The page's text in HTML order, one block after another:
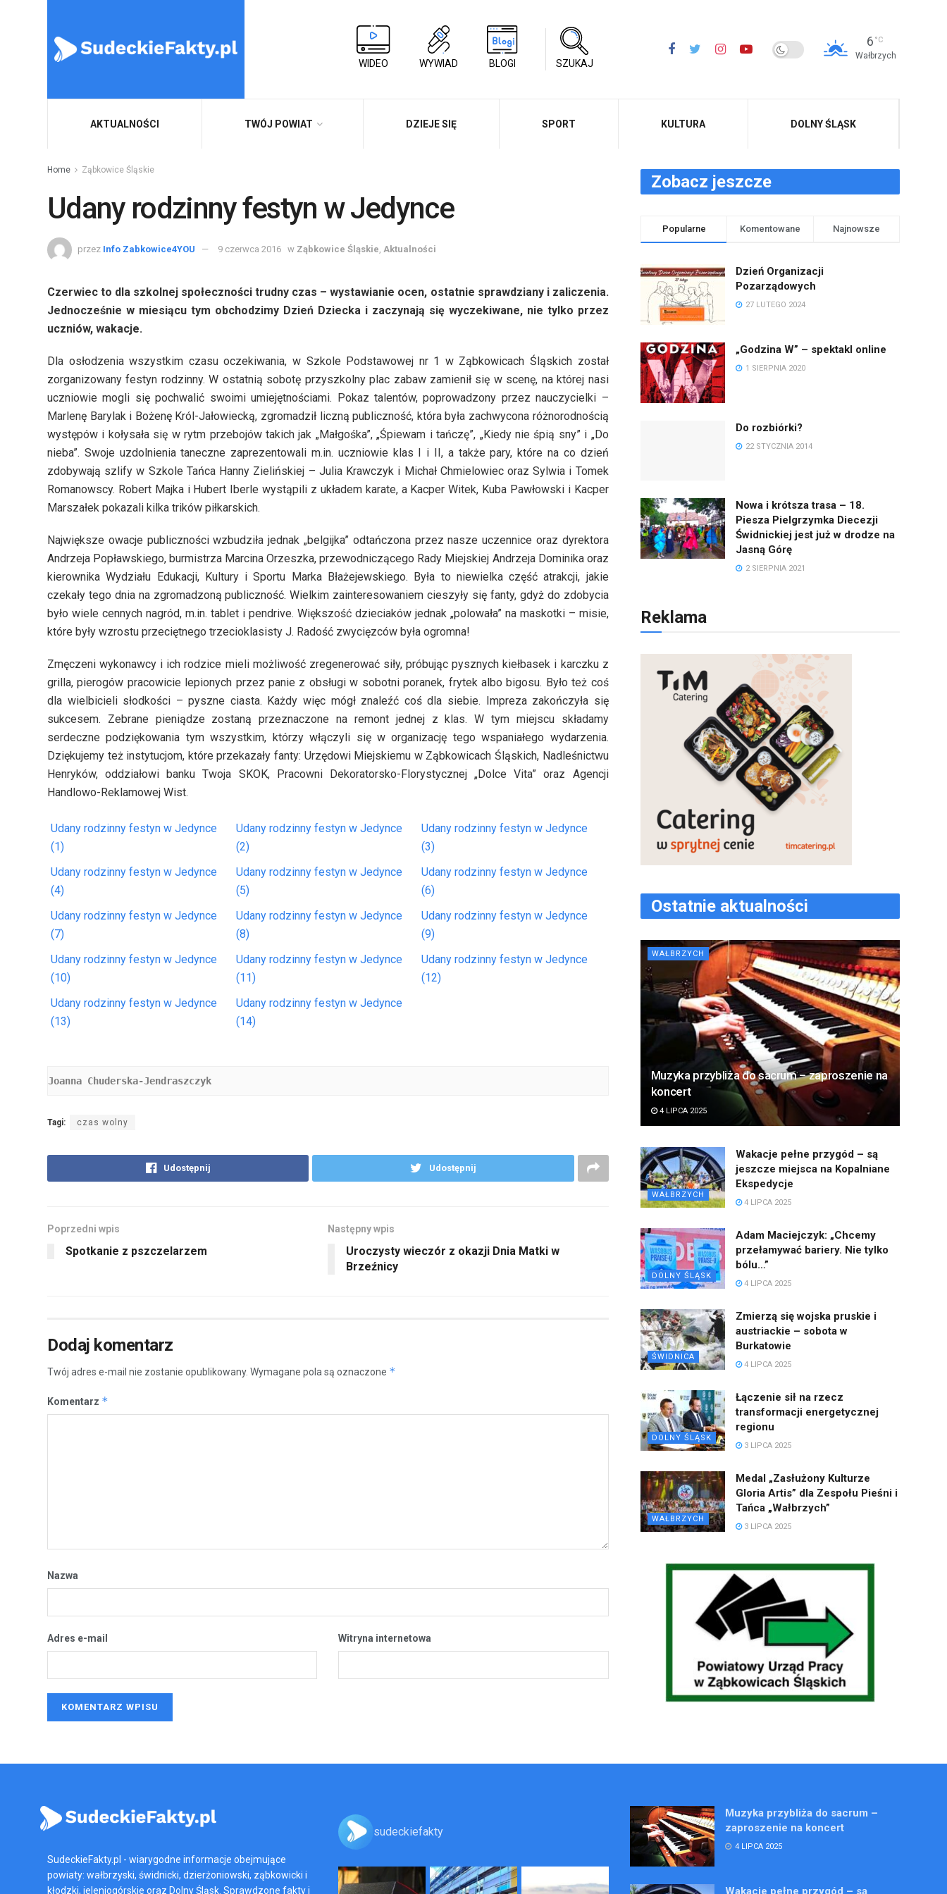
WIDEO WYWIAD BLOGI SZUKAJ
6 °C
Wałbrzych
AKTUALNOŚCI TWÓJ POWIAT DZIEJE SIĘ SPORT KULTURA DOLNY ŚLĄSK
Home Ząbkowice Śląskie
Udany rodzinny festyn w Jedynce
przez Info Zabkowice4YOU 9 czerwca 2016 w Ząbkowice Śląskie Aktualności
Czerwiec to dla szkolnej społeczności trudny czas – wystawianie ocen, ostatnie sprawdziany i zaliczenia.
Jednocześnie w miesiącu tym obchodzimy Dzień Dziecka i zaczynają się wyczekiwane, nie tylko przez
uczniów, wakacje.
Dla osłodzenia wszystkim czasu oczekiwania, w Szkole Podstawowej nr 1 w Ząbkowicach Śląskich został
zorganizowany festyn rodzinny. W ostatnią sobotę przyszkolny plac zabaw zamienił się w scenę, na której nasi
uczniowie mogli się pochwalić swoimi umiejętnościami. Pokaz talentów, poprowadzony przez nauczycielki –
Marlenę Barylak i Bożenę Król-Jałowiecką, zgromadził liczną publiczność, która była zachwycona różnorodnością
występów i kołysała się w rytm przebojów takich jak „Małgośka”, „Śpiewam i tańczę”, „Kiedy nie śpią sny” i „Do
nieba”. Swoje uzdolnienia taneczne zaprezentowali m.in. uczniowie klas I i II, a także pary, które na co dzień
zdobywają szlify w Szkole Tańca Hanny Zielińskiej – Julia Krawczyk i Michał Chmielowiec oraz Sylwia i Tomek
Romanowscy. Robert Majka i Hubert Iberle wystąpili z układem karate, a Kacper Witek, Kuba Pawłowski i Kacper
Marszałek pokazali kilka trików piłkarskich.
Największe owacje publiczności wzbudziła jednak „belgijka” odtańczona przez nasze uczennice oraz dyrektora
Andrzeja Popławskiego, burmistrza Marcina Orzeszka, przewodniczącego Rady Miejskiej Andrzeja Dominika oraz
kierownika Wydziału Edukacji, Kultury i Sportu Marka Błażejewskiego. Była to niewielka część atrakcji, jakie
czekały tego dnia na zgromadzoną publiczność. Wielkim zainteresowaniem cieszyły się fanty, gdyż do zdobycia
było wiele cennych nagród, m.in. tablet i pendrive. Większość dzieciaków jednak „polowała” na maskotki – misie,
które były wzrostu przeciętnego trzecioklasisty J. Radość zwycięzców była ogromna!
Zmęczeni wykonawcy i ich rodzice mieli możliwość zregenerować siły, próbując pysznych kiełbasek i karczku z
grilla, pierogów pracowicie lepionych przez panie z obsługi w sobotni poranek, frytek albo bigosu. Było też coś
dla wielbicieli słodkości – pyszne ciasta. Każdy więc mógł znaleźć coś dla siebie. Impreza zakończyła się
sukcesem. Zebrane pieniądze zostaną przeznaczone na remont jednej z klas. W tym miejscu składamy
serdeczne podziękowania tym wszystkim, którzy włączyli się w organizację tego wspaniałego wydarzenia.
Dziękujemy też instytucjom, które przekazały fanty: Urzędowi Miejskiemu w Ząbkowicach Śląskich, Nadleśnictwu
Henryków, oddziałowi banku Twoja SKOK, Pracowni Dekoratorsko-Florystycznej „Dolce Vita” oraz Agencji
Handlowo-Reklamowej Wist.
Udany rodzinny festyn w Jedynce
(1)
Udany rodzinny festyn w Jedynce
(2)
Udany rodzinny festyn w Jedynce
(3)
Udany rodzinny festyn w Jedynce
(4)
Udany rodzinny festyn w Jedynce
(5)
Udany rodzinny festyn w Jedynce
(6)
Udany rodzinny festyn w Jedynce
(7)
Udany rodzinny festyn w Jedynce
(8)
Udany rodzinny festyn w Jedynce
(9)
Udany rodzinny festyn w Jedynce
(10)
Udany rodzinny festyn w Jedynce
(11)
Udany rodzinny festyn w Jedynce
(12)
Udany rodzinny festyn w Jedynce
(13)
Udany rodzinny festyn w Jedynce
(14)
Joanna Chuderska-Jendraszczyk
Tagi: czas wolny
Udostępnij Udostępnij
Poprzedni wpis
Spotkanie z pszczelarzem
Następny wpis
Uroczysty wieczór z okazji Dnia Matki w
Brzeźnicy
Dodaj komentarz
Twój adres e-mail nie zostanie opublikowany. Wymagane pola są oznaczone *
Komentarz *
Nazwa
Adres e-mail Witryna internetowa
Zobacz jeszcze
Popularne Komentowane Najnowsze
Dzień Organizacji
Pozarządowych
27 LUTEGO 2024
„Godzina W” – spektakl online
1 SIERPNIA 2020
Do rozbiórki?
22 STYCZNIA 2014
Nowa i krótsza trasa – 18.
Piesza Pielgrzymka Diecezji
Świdnickiej jest już w drodze na
Jasną Górę
2 SIERPNIA 2021
Reklama
Ostatnie aktualności
WAŁBRZYCH
Muzyka przybliża do sacrum – zaproszenie na
koncert
4 LIPCA 2025
WAŁBRZYCH
Wakacje pełne przygód – są
jeszcze miejsca na Kopalniane
Ekspedycje
4 LIPCA 2025
DOLNY ŚLĄSK
Adam Maciejczyk: „Chcemy
przełamywać bariery. Nie tylko
bólu…”
4 LIPCA 2025
ŚWIDNICA
Zmierzą się wojska pruskie i
austriackie – sobota w
Burkatowie
4 LIPCA 2025
DOLNY ŚLĄSK
Łączenie sił na rzecz
transformacji energetycznej
regionu
3 LIPCA 2025
WAŁBRZYCH
Medal „Zasłużony Kulturze
Gloria Artis” dla Zespołu Pieśni i
Tańca „Wałbrzych”
3 LIPCA 2025
SudeckieFakty.pl - wiarygodne informacje obejmujące
powiaty: wałbrzyski, świdnicki, dzierżoniowski, ząbkowicki i
kłodzki, jeleniogórskie oraz Dolny Śląsk. Sprawdzone fakty i
sudeckiefakty
Muzyka przybliża do sacrum –
zaproszenie na koncert
4 LIPCA 2025
Wakacje pełne przygód – są